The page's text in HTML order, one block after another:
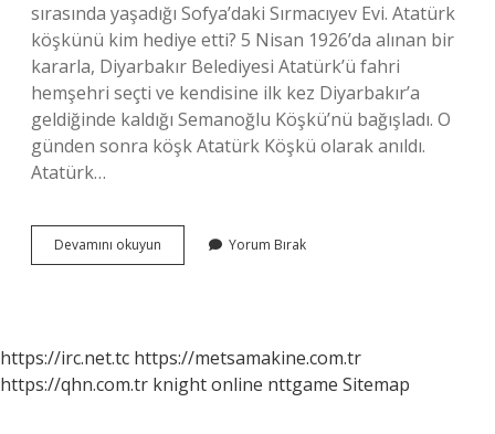
sırasında yaşadığı Sofya’daki Sırmacıyev Evi. Atatürk
köşkünü kim hediye etti? 5 Nisan 1926’da alınan bir
kararla, Diyarbakır Belediyesi Atatürk’ü fahri
hemşehri seçti ve kendisine ilk kez Diyarbakır’a
geldiğinde kaldığı Semanoğlu Köşkü’nü bağışladı. O
günden sonra köşk Atatürk Köşkü olarak anıldı.
Atatürk…
Devamını okuyun
Müzesi
Yorum Bırak
https://irc.net.tc https://metsamakine.com.tr
https://qhn.com.tr knight online nttgame Sitemap